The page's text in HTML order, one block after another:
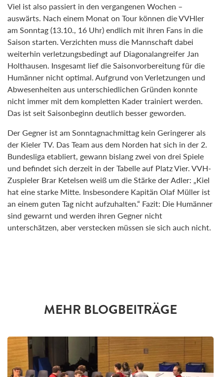
Viel ist also passiert in den vergangenen Wochen –
auswärts. Nach einem Monat on Tour können die VVHler
am Sonntag (13.10., 16 Uhr) endlich mit ihren Fans in die
Saison starten. Verzichten muss die Mannschaft dabei
weiterhin verletzungsbedingt auf Diagonalangreifer Jan
Holthausen. Insgesamt lief die Saisonvorbereitung für die
Humänner nicht optimal. Aufgrund von Verletzungen und
Abwesenheiten aus unterschiedlichen Gründen konnte
nicht immer mit dem kompletten Kader trainiert werden.
Das ist seit Saisonbeginn deutlich besser geworden.
Der Gegner ist am Sonntagnachmittag kein Geringerer als
der Kieler TV. Das Team aus dem Norden hat sich in der 2.
Bundesliga etabliert, gewann bislang zwei von drei Spiele
und befindet sich derzeit in der Tabelle auf Platz Vier. VVH-
Zuspieler Brar Ketelsen weiß um die Stärke der Adler: „Kiel
hat eine starke Mitte. Insbesondere Kapitän Olaf Müller ist
an einem guten Tag nicht aufzuhalten.“ Fazit: Die Humänner
sind gewarnt und werden ihren Gegner nicht
unterschätzen, aber verstecken müssen sie sich auch nicht.
MEHR BLOGBEITRÄGE